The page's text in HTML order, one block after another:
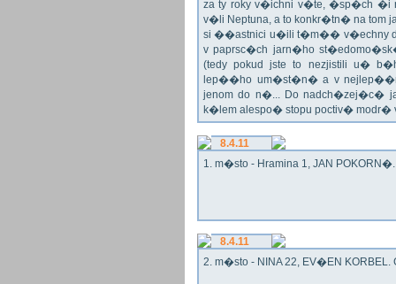
za ty roky v�ichni v�te, �sp�ch
v�li Neptuna, a to konkr�tn� na tom
si ��astnici u�ili t�m�� v�echny
v paprsc�ch jarn�ho
(tedy pokud jste to nezjistili u�
lep��ho um�st�n� a v
jenom do n�... Do nadch�zej�c�
k�lem alespo� stopu poctiv�
8.4.11
1. m�sto - Hramina 1, JAN
8.4.11
2. m�sto - NINA 22, EV�EN KORBEL.